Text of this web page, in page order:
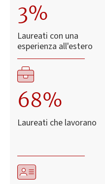
3%
Laureati con una
esperienza all'estero
68%
Laureati che lavorano